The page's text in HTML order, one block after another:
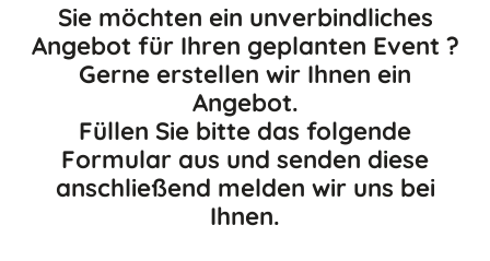
Sie möchten ein unverbindliches
Angebot für Ihren geplanten Event ?
Gerne erstellen wir Ihnen ein
Angebot.
Füllen Sie bitte das folgende
Formular aus und senden diese
anschließend melden wir uns bei
Ihnen.